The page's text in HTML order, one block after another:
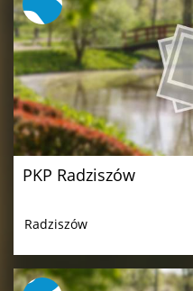
PKP Radziszów
Radziszów